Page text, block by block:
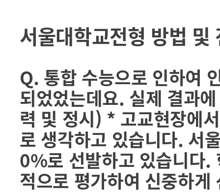
서울대학교전형 방법 및
Q. 통합 수능으로 인하여
되었었는데요. 실제 결과
력 및 정시) * 고교현장에
로 생각하고 있습니다. 서
0%로 선발하고 있습니다.
적으로 평가하여 신중하